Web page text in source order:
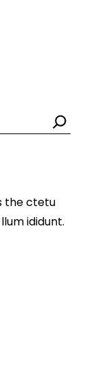
the ctetu
ididunt.